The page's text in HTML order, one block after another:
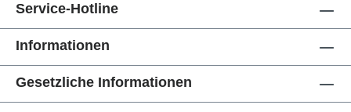
Service-Hotline
Informationen
Gesetzliche Informationen